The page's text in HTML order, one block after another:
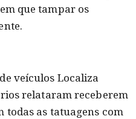
que tampar os
veículos Localiza
relataram receberem
as tatuagens com